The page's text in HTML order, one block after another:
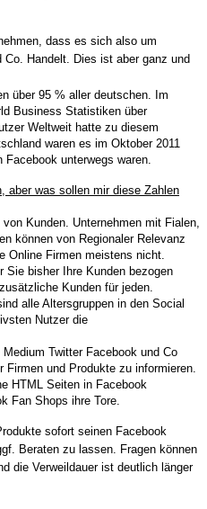
dass es sich also um
Co. Handelt. Dies ist aber ganz und
über 95 % aller deutschen. Im
Business Statistiken über
Weltweit hatte zu diesem
waren es im Oktober 2011
unterwegs waren.
aber was sollen mir diese Zahlen
Kunden. Unternehmen mit Fialen,
können von Regionaler Relevanz
Online Firmen meistens nicht.
Sie bisher Ihre Kunden bezogen
Kunden für jeden.
alle Altersgruppen in den Social
Nutzer die
Twitter Facebook und Co
und Produkte zu informieren.
HTML Seiten in Facebook
Fan Shops ihre Tore.
sofort seinen Facebook
Beraten zu lassen. Fragen können
die Verweildauer ist deutlich länger